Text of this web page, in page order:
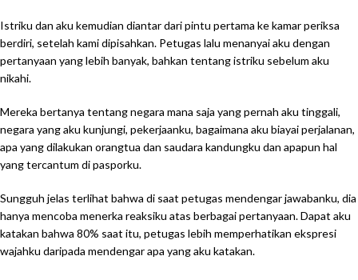
Istriku dan aku kemudian diantar dari pintu pertama ke kamar periksa
berdiri, setelah kami dipisahkan. Petugas lalu menanyai aku dengan
pertanyaan yang lebih banyak, bahkan tentang istriku sebelum aku
nikahi.
Mereka bertanya tentang negara mana saja yang pernah aku tinggali,
negara yang aku kunjungi, pekerjaanku, bagaimana aku biayai perjalanan,
apa yang dilakukan orangtua dan saudara kandungku dan apapun hal
yang tercantum di pasporku.
Sungguh jelas terlihat bahwa di saat petugas mendengar jawabanku, dia
hanya mencoba menerka reaksiku atas berbagai pertanyaan. Dapat aku
katakan bahwa 80% saat itu, petugas lebih memperhatikan ekspresi
wajahku daripada mendengar apa yang aku katakan.